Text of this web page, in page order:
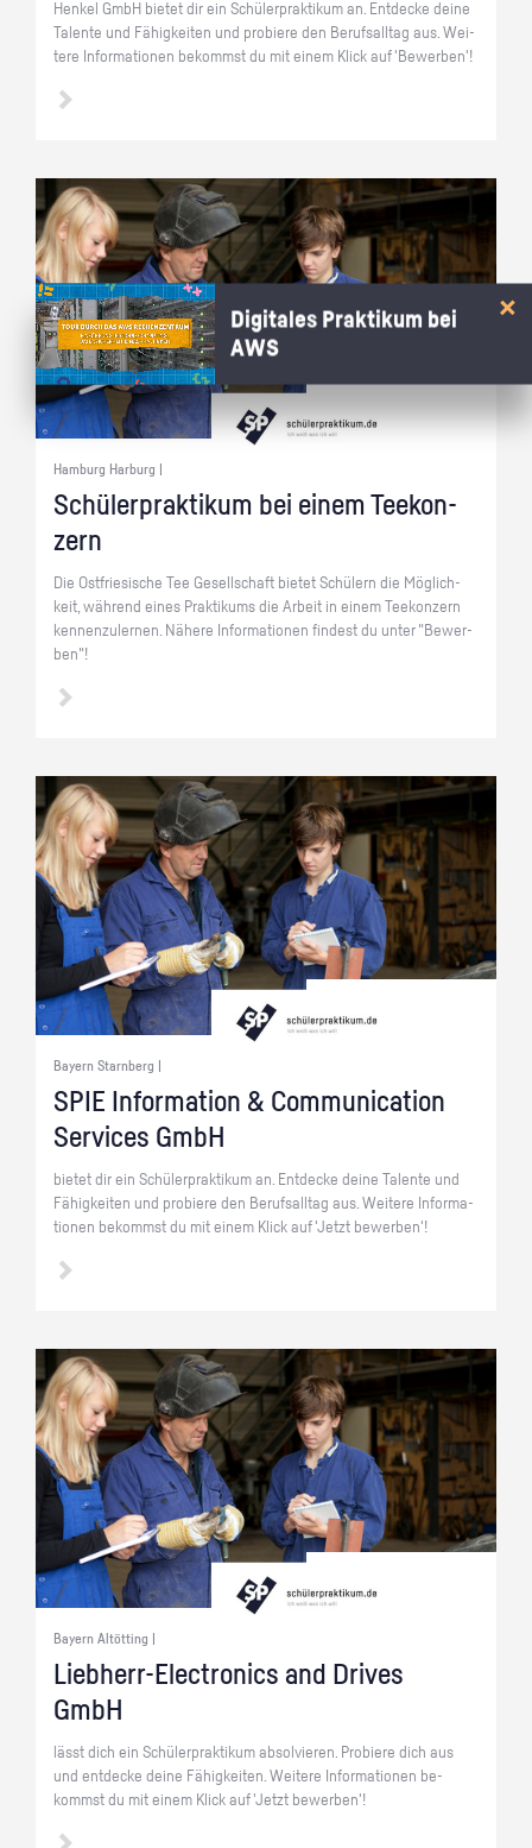
Hen­kel GmbH bie­tet dir ein Schü­ler­prak­ti­kum an. Ent­de­cke deine
Ta­len­te und Fä­hig­kei­ten und pro­bie­re den Be­rufs­all­tag aus. Wei­
te­re In­for­ma­tio­nen be­kommst du mit einem Klick auf 'Be­wer­ben'!
Hamburg Harburg |
Schü­ler­prak­ti­kum bei einem Tee­kon­
zern
Die Ost­frie­si­sche Tee Ge­sell­schaft bie­tet Schü­lern die Mög­lich­
keit, wäh­rend eines Prak­ti­kums die Ar­beit in einem Tee­kon­zern
ken­nen­zu­ler­nen. Nä­he­re In­for­ma­tio­nen fin­dest du unter "Be­wer­
ben"!
Bayern Starnberg |
SPIE In­for­ma­ti­on & Com­mu­ni­ca­ti­on
Ser­vices GmbH
bie­tet dir ein Schü­ler­prak­ti­kum an. Ent­de­cke deine Ta­len­te und
Fä­hig­kei­ten und pro­bie­re den Be­rufs­all­tag aus. Wei­te­re In­for­ma­
tio­nen be­kommst du mit einem Klick auf 'Jetzt be­wer­ben'!
Bayern Altötting |
Lieb­herr-Elec­tro­nics and Dri­ves
GmbH
lässt dich ein Schü­ler­prak­ti­kum ab­sol­vie­ren. Pro­bie­re dich aus
und ent­de­cke deine Fä­hig­kei­ten. Wei­te­re In­for­ma­tio­nen be­
kommst du mit einem Klick auf 'Jetzt be­wer­ben'!
Digitales Praktikum bei
AWS